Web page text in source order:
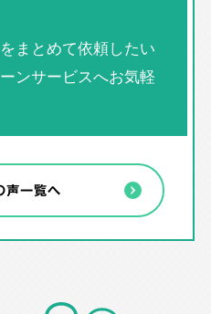
まとめて依頼したい
ンサービスへお気軽
声一覧へ